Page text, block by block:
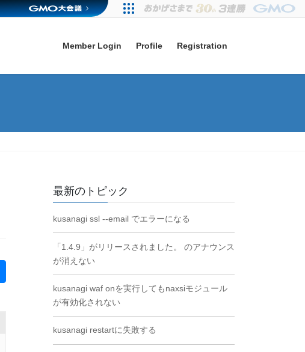
Member Login Profile Registration
最新のトピック
kusanagi ssl --email でエラーになる
「1.4.9」がリリースされました。 のアナウンス
が消えない
kusanagi waf onを実行してもnaxsiモジュール
が有効化されない
kusanagi restartに失敗する